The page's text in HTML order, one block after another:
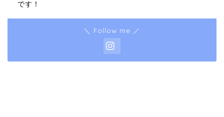
です！
＼ Follow me ／